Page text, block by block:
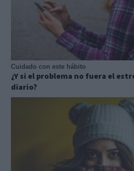
Cuidado con este hábito
¿Y si el problema no fuera el
diario?